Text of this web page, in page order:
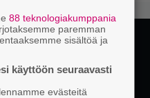
88 teknologiakumppania
paremman
sisältöä ja
käyttöön seuraavasti
evästeitä